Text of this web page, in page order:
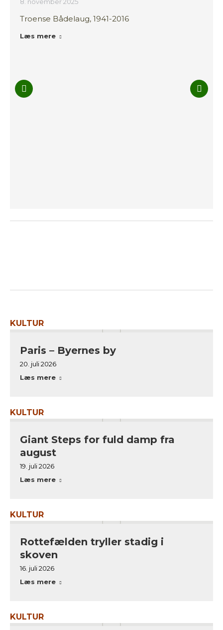
Troense Bådelaug, 1941-2016
Læs mere
KULTUR
Paris – Byernes by
20. juli 2026
Læs mere
KULTUR
Giant Steps for fuld damp fra
august
19. juli 2026
Læs mere
KULTUR
Rottefælden tryller stadig i
skoven
16. juli 2026
Læs mere
KULTUR